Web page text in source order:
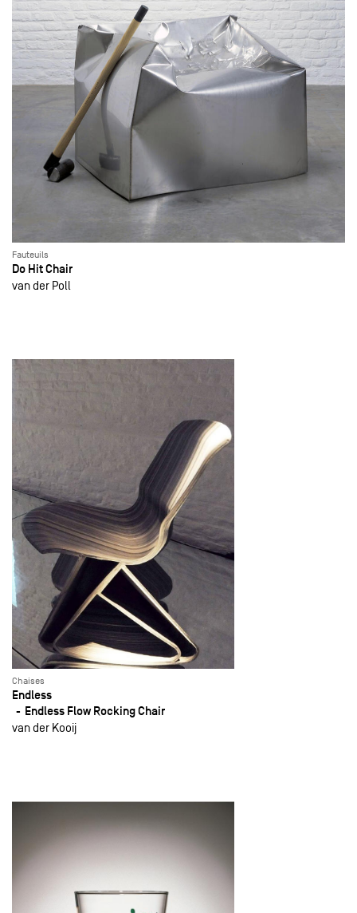
Fauteuils
Do Hit Chair
van der Poll
Chaises
Endless
Endless Flow Rocking Chair
van der Kooij